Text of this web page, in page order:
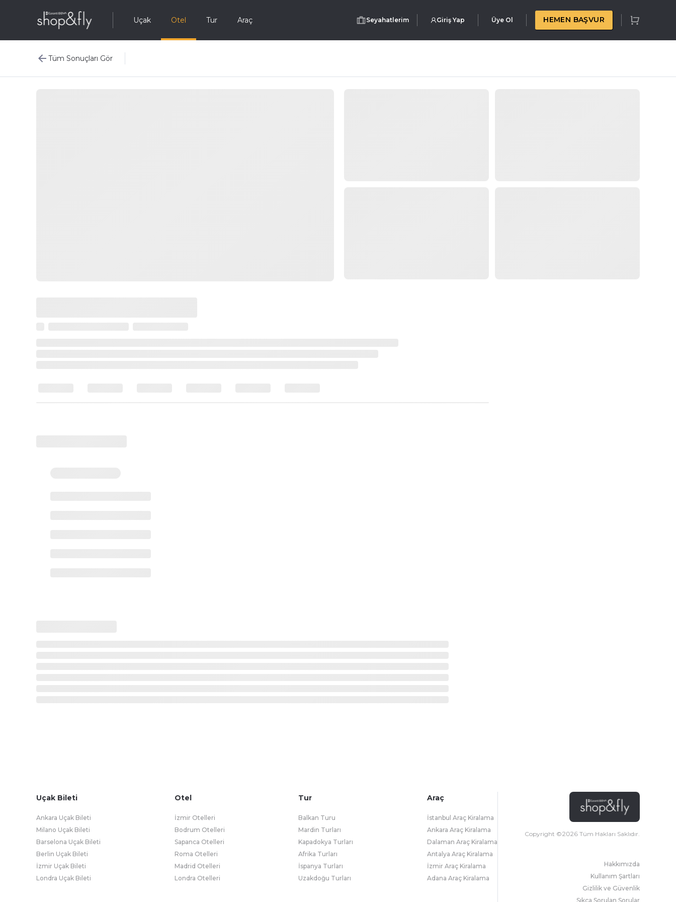
Uçak Otel Tur Araç Seyahatlerim Giriş Yap Üye Ol HEMEN BAŞVUR
Tüm Sonuçları Gör
Uçak Bileti
Ankara Uçak Bileti
Milano Uçak Bileti
Barselona Uçak Bileti
Berlin Uçak Bileti
İzmir Uçak Bileti
Londra Uçak Bileti
Otel
İzmir Otelleri
Bodrum Otelleri
Sapanca Otelleri
Roma Otelleri
Madrid Otelleri
Londra Otelleri
Tur
Balkan Turu
Mardin Turları
Kapadokya Turları
Afrika Turları
İspanya Turları
Uzakdoğu Turları
Araç
İstanbul Araç Kiralama
Ankara Araç Kiralama
Dalaman Araç Kiralama
Antalya Araç Kiralama
İzmir Araç Kiralama
Adana Araç Kiralama
Copyright ©2026 Tüm Hakları Saklıdır.
Hakkımızda
Kullanım Şartları
Gizlilik ve Güvenlik
Sıkça Sorulan Sorular